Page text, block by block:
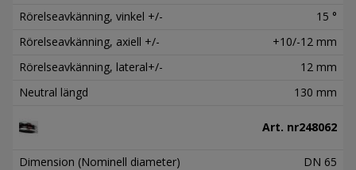
Rörelseavkänning, vinkel +/-
15 °
Rörelseavkänning, axiell +/-
+10/-12 mm
Rörelseavkänning, lateral+/-
12 mm
Neutral längd
130 mm
Art. nr248062
Dimension (Nominell diameter)
DN 65